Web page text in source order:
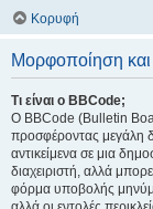
Κορυφή
Μορφοποίηση
Τι είναι ο BBCode;
Ο BBCode (Bulletin
προσφέροντας μεγάλη
αντικείμενα σε μια
διαχειριστή, αλλά
φόρμα υποβολής